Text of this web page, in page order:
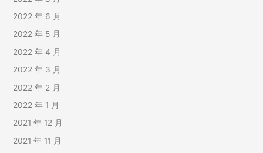
2022 年 6 月
2022 年 5 月
2022 年 4 月
2022 年 3 月
2022 年 2 月
2022 年 1 月
2021 年 12 月
2021 年 11 月